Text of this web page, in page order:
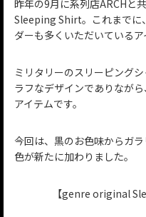
昨年の9月に系列店ARCHと
Sleeping Shirt。これまでに
ダーも多くいただいているア
ミリタリーのスリーピング
ラフなデザインでありなが
アイテムです。
今回は、黒のお色味からガ
色が新たに加わりました。
【genre original